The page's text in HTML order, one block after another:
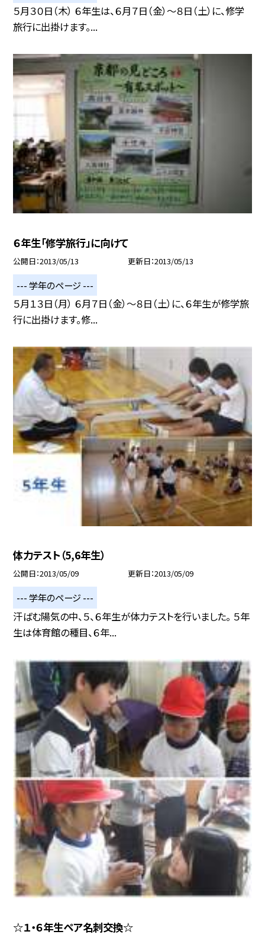
５月３０日（木） ６年生は、６月７日（金）〜８日（土）に、修学
旅行に出掛けます。...
６年生「修学旅行」に向けて
公開日 2013/05/13 更新日 2013/05/13
--- 学年のページ ---
５月１３日（月） ６月７日（金）〜８日（土）に、６年生が修学旅
行に出掛けます。修...
体力テスト（5,6年生）
公開日 2013/05/09 更新日 2013/05/09
--- 学年のページ ---
汗ばむ陽気の中、５、６年生が体力テストを行いました。 ５年
生は体育館の種目、６年...
☆１・６年生ペア名刺交換☆